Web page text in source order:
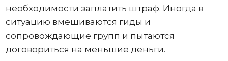
необходимости заплатить штраф. Иногда в
ситуацию вмешиваются гиды и
сопровождающие групп и пытаются
договориться на меньшие деньги.